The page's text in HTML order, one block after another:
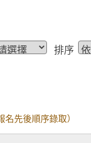
排序
先後順序錄取）